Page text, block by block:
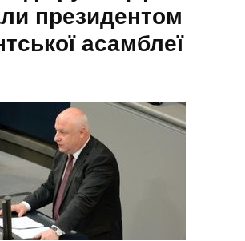
президентом
асамблеї